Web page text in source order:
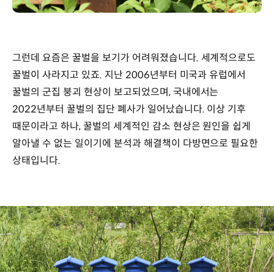
그런데 요즘은 꿀벌을 보기가 어려워졌습니다. 세계적으로도
꿀벌이 사라지고 있죠. 지난 2006년부터 미국과 유럽에서
꿀벌의 군집 붕괴 현상이 보고되었으며, 국내에서는
2022년부터 꿀벌의 집단 폐사가 일어났습니다. 이상 기후
때문이라고 하나, 꿀벌의 세계적인 감소 현상은 원인을 쉽게
알아낼 수 없는 일이기에 분석과 해결책이 다방면으로 필요한
상태입니다.